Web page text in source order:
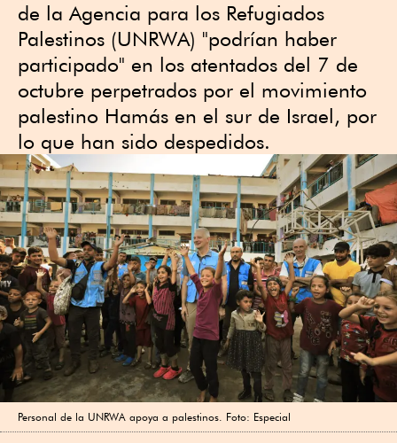
de la Agencia para los Refugiados
Palestinos (UNRWA) "podrían haber
participado" en los atentados del 7 de
octubre perpetrados por el movimiento
palestino Hamás en el sur de Israel, por
lo que han sido despedidos.
Personal de la UNRWA apoya a palestinos. Foto: Especial